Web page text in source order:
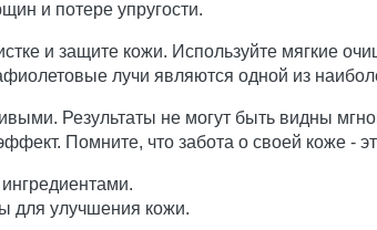
и потере упругости.
и защите кожи. Используйте мягкие
лучи являются одной из
Результаты не могут быть видны
Помните, что забота о своей коже -
для улучшения кожи.